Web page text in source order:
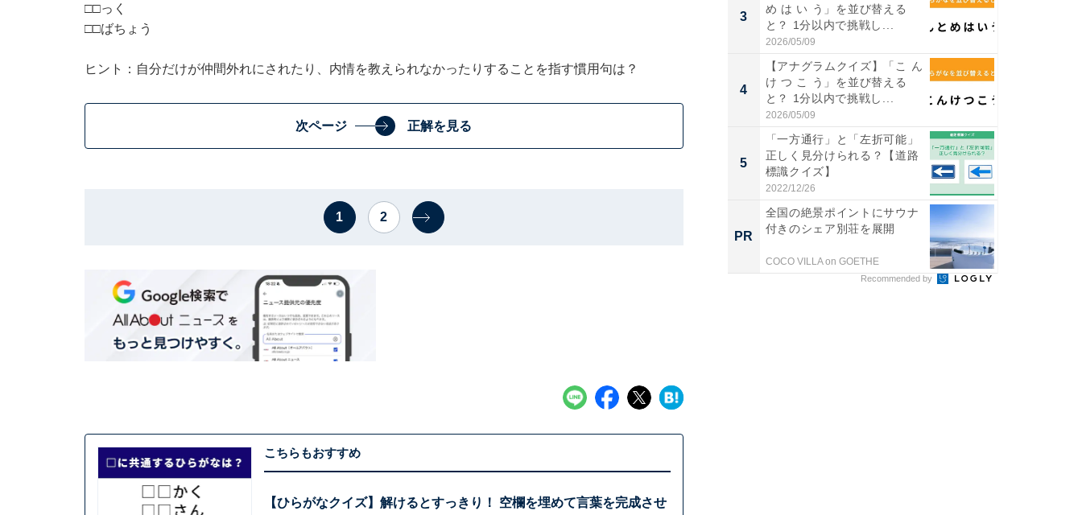
□□っく
□□ばちょう
ヒント：自分だけが仲間外れにされたり、内情を教えられなかったりすることを指す慣用句は？
次ページ 正解を見る
1 2
こちらもおすすめ
【ひらがなクイズ】解けるとすっきり！ 空欄を埋めて言葉を完成させ
3
め は い う」を並び替える
と？ 1分以内で挑戦し...
2026/05/09
4
【アナグラムクイズ】「こ ん
け つ こ う」を並び替える
と？ 1分以内で挑戦し...
2026/05/09
5
「一方通行」と「左折可能」
正しく見分けられる？【道路
標識クイズ】
2022/12/26
PR
全国の絶景ポイントにサウナ
付きのシェア別荘を展開
COCO VILLA on GOETHE
Recommended by